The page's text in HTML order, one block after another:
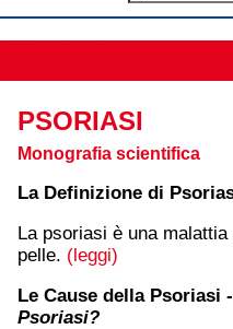
Definizione
PSORIASI
Monografia scientifica
La Definizione di
La psoriasi è una
pelle. (leggi)
Le Cause della Psoriasi
Psoriasi?